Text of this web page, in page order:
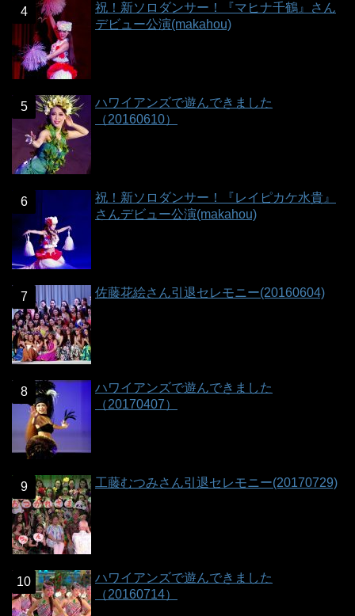
祝！新ソロダンサー！『マヒナ千鶴』さん
デビュー公演(makahou)
ハワイアンズで遊んできました
（20160610）
祝！新ソロダンサー！『レイピカケ水貴』
さんデビュー公演(makahou)
佐藤花絵さん引退セレモニー(20160604)
ハワイアンズで遊んできました
（20170407）
工藤むつみさん引退セレモニー(20170729)
ハワイアンズで遊んできました
（20160714）